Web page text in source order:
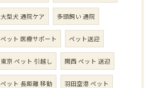
大型犬 通院ケア 多頭飼い 通院
ペット 医療サポート ペット送迎
東京 ペット 引越し 関西 ペット 送迎
ペット 長距離 移動 羽田空港 ペット